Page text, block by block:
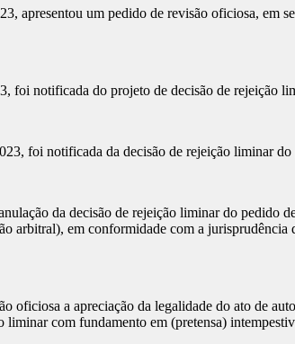
apresentou um pedido de revisão oficiosa, em
foi notificada do projeto de decisão de rejeição
foi notificada da decisão de rejeição liminar
da decisão de rejeição liminar do pedido
arbitral), em conformidade com a
oficiosa a apreciação da legalidade do ato de
liminar com fundamento em (pretensa)